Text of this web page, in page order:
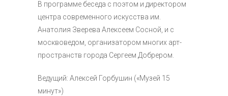
В программе беседа с поэтом и директором
центра современного искусства им.
Анатолия Зверева Алексеем Сосной, и с
москвоведом, организатором многих арт-
пространств города Сергеем Добрером.
Ведущий: Алексей Горбушин («Музей 15
минут»)